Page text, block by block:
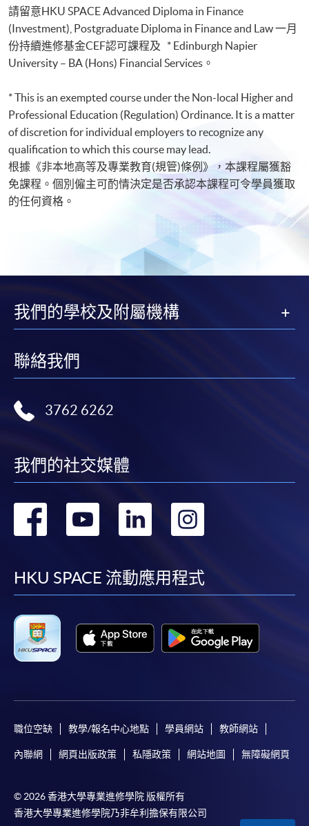
請留意HKU SPACE Advanced Diploma in Finance
(Investment), Postgraduate Diploma in Finance and Law 一月
份持續進修基金CEF認可課程及 * Edinburgh Napier
University – BA (Hons) Financial Services。
* This is an exempted course under the Non-local Higher and
Professional Education (Regulation) Ordinance. It is a matter
of discretion for individual employers to recognize any
qualification to which this course may lead.
根據《非本地高等及專業教育(規管)條例》，本課程屬獲豁
免課程。個別僱主可酌情決定是否承認本課程可令學員獲取
的任何資格。
我們的學校及附屬機構
聯絡我們
3762 6262
我們的社交媒體
轉
facebook
轉
youtube
轉
linkedin
HKU SPACE 流動應用程式
職位空缺 教學/報名中心地點 學員網站 教師網站
內聯網 網頁出版政策 私隱政策 網站地圖 無障礙網頁
© 2026 香港大學專業進修學院 版權所有
香港大學專業進修學院乃非牟利擔保有限公司